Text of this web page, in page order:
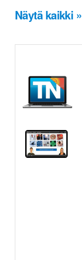
Näytä kaikki »